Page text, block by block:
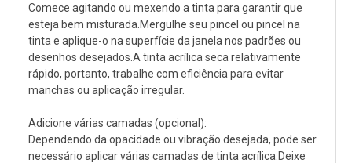
Comece agitando ou mexendo a tinta para garantir que
esteja bem misturada.Mergulhe seu pincel ou pincel na
tinta e aplique-o na superfície da janela nos padrões ou
desenhos desejados.A tinta acrílica seca relativamente
rápido, portanto, trabalhe com eficiência para evitar
manchas ou aplicação irregular.
Adicione várias camadas (opcional):
Dependendo da opacidade ou vibração desejada, pode ser
necessário aplicar várias camadas de tinta acrílica.Deixe